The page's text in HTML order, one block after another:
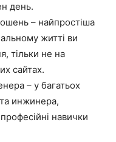
день.
– найпростіша
житті ви
тільки не на
сайтах.
– у багатьох
инжинера,
навички